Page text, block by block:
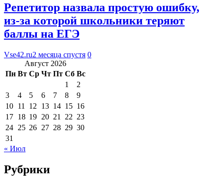
Репетитор назвала простую ошибку,
из-за которой школьники теряют
баллы на ЕГЭ
Vse42.ru2 месяца спустя 0
Август 2026
Пн Вт Ср Чт Пт Сб Вс
1
2
3
4 5 6 7 8
9
10 11 12 13 14 15 16
17 18 19 20 21 22 23
24 25 26 27 28 29 30
31
« Июл
Рубрики